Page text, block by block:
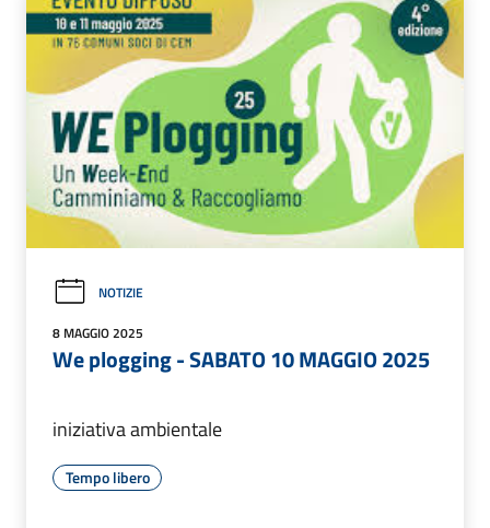
NOTIZIE
8 MAGGIO 2025
We plogging - SABATO 10 MAGGIO 2025
iniziativa ambientale
Tempo libero